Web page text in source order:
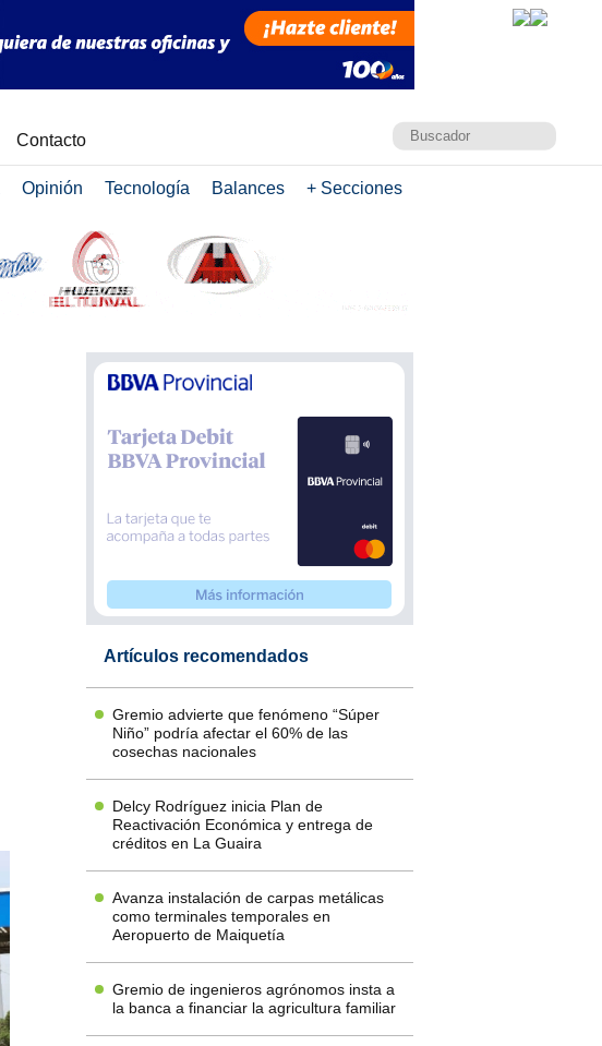
Contacto
Opinión Tecnología Balances + Secciones
Artículos recomendados
Gremio advierte que fenómeno “Súper
Niño” podría afectar el 60% de las
cosechas nacionales
Delcy Rodríguez inicia Plan de
Reactivación Económica y entrega de
créditos en La Guaira
Avanza instalación de carpas metálicas
como terminales temporales en
Aeropuerto de Maiquetía
Gremio de ingenieros agrónomos insta a
la banca a financiar la agricultura familiar